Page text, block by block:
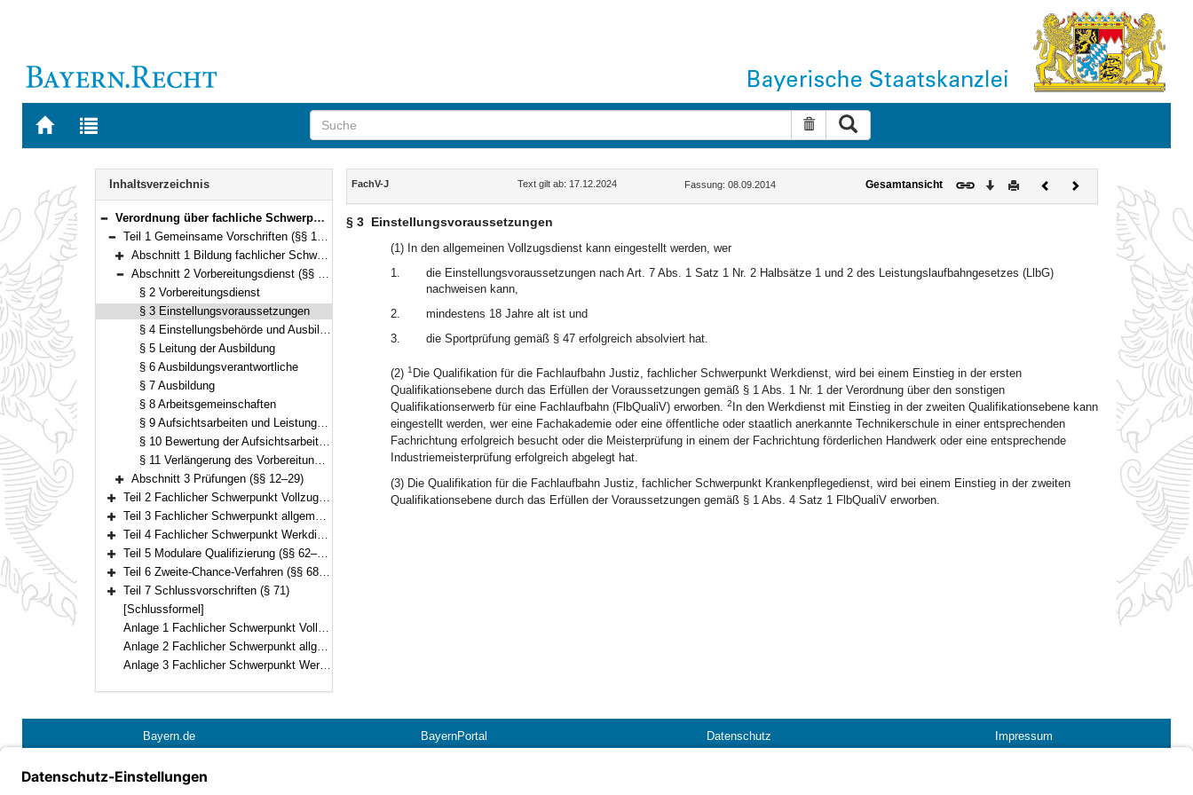
Zur
BAYERN.RECHT
Zur
letzten
Suche zurücksetzen
Navigation
Inhaltsverzeichnis
Bereich reduzieren
Verordnung über fachliche Schwerpunkte in der Fachlaufbahn Justiz (Fachverordnung Justiz – FachV-J) Vom 8. September 2014 (GVBl S. 417) BayRS 2038-3-3-16-J (§§ 1–71)
Bereich reduzieren
Teil 1 Gemeinsame Vorschriften (§§ 1–29)
Bereich erweitern
Abschnitt 1 Bildung fachlicher Schwerpunkte (§ 1)
Bereich reduzieren
Abschnitt 2 Vorbereitungsdienst (§§ 2–11)
§ 2 Vorbereitungsdienst
§ 3 Einstellungsvoraussetzungen
§ 4 Einstellungsbehörde und Ausbildungsstellen
§ 5 Leitung der Ausbildung
§ 6 Ausbildungsverantwortliche
§ 7 Ausbildung
§ 8 Arbeitsgemeinschaften
§ 9 Aufsichtsarbeiten und Leistungsnachweise
§ 10 Bewertung der Aufsichtsarbeiten und der Leistungsnachweise
§ 11 Verlängerung des Vorbereitungsdienstes
Bereich erweitern
Abschnitt 3 Prüfungen (§§ 12–29)
Bereich erweitern
Teil 2 Fachlicher Schwerpunkt Vollzugs- und Verwaltungsdienst (§§ 30–46)
Bereich erweitern
Teil 3 Fachlicher Schwerpunkt allgemeiner Vollzugsdienst (§§ 47–54)
Bereich erweitern
Teil 4 Fachlicher Schwerpunkt Werkdienst (§§ 55–61)
Bereich erweitern
Teil 5 Modulare Qualifizierung (§§ 62–67)
Bereich erweitern
Teil 6 Zweite-Chance-Verfahren (§§ 68–70)
Bereich erweitern
Teil 7 Schlussvorschriften (§ 71)
[Schlussformel]
Anlage 1 Fachlicher Schwerpunkt Vollzugs- und Verwaltungsdienst mit Einstieg in der zweiten Qualifikationsebene
Anlage 2 Fachlicher Schwerpunkt allgemeiner Vollzugsdienst mit Einstieg in der zweiten Qualifikationsebene
Anlage 3 Fachlicher Schwerpunkt Werkdienst mit Einstieg in der zweiten Qualifikationsebene
Inhalt
FachV-J Text gilt ab: 17.12.2024 Fassung: 08.09.2014 Gesamtansicht Download
DruckenVorherigesNächstes
Dokument
§ 3 Einstellungsvoraussetzungen
(1) In den allgemeinen Vollzugsdienst kann eingestellt werden, wer
1.
die Einstellungsvoraussetzungen nach Art. 7 Abs. 1 Satz 1 Nr. 2 Halbsätze 1 und 2 des Leistungslaufbahngesetzes (LlbG)
nachweisen kann,
2.
mindestens 18 Jahre alt ist und
3.
die Sportprüfung gemäß § 47 erfolgreich absolviert hat.
(2) 1 Die Qualifikation für die Fachlaufbahn Justiz, fachlicher Schwerpunkt Werkdienst, wird bei einem Einstieg in der ersten
Qualifikationsebene durch das Erfüllen der Voraussetzungen gemäß § 1 Abs. 1 Nr. 1 der Verordnung über den sonstigen
Qualifikationserwerb für eine Fachlaufbahn (FlbQualiV) erworben. 2 In den Werkdienst mit Einstieg in der zweiten Qualifikationsebene kann
eingestellt werden, wer eine Fachakademie oder eine öffentliche oder staatlich anerkannte Technikerschule in einer entsprechenden
Fachrichtung erfolgreich besucht oder die Meisterprüfung in einem der Fachrichtung förderlichen Handwerk oder eine entsprechende
Industriemeisterprüfung erfolgreich abgelegt hat.
(3) Die Qualifikation für die Fachlaufbahn Justiz, fachlicher Schwerpunkt Krankenpflegedienst, wird bei einem Einstieg in der zweiten
Qualifikationsebene durch das Erfüllen der Voraussetzungen gemäß § 1 Abs. 4 Satz 1 FlbQualiV erworben.
Bayern.de BayernPortal Datenschutz
Impressum